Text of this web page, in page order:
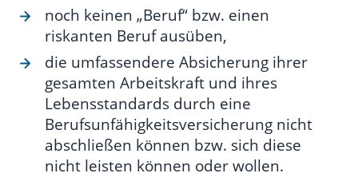
noch keinen „Beruf“ bzw. einen
riskanten Beruf ausüben,
die umfassendere Absicherung ihrer
gesamten Arbeitskraft und ihres
Lebensstandards durch eine
Berufsunfähigkeitsversicherung nicht
abschließen können bzw. sich diese
nicht leisten können oder wollen.